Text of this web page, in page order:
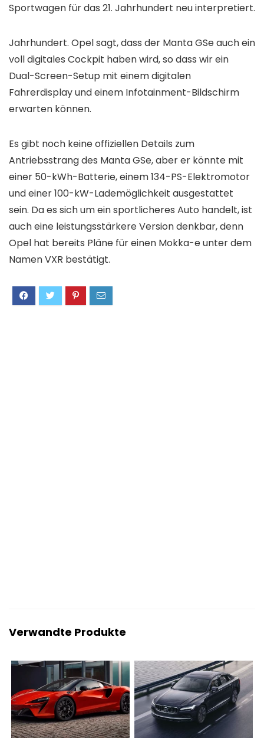
Sportwagen für das 21. Jahrhundert neu interpretiert.
Jahrhundert. Opel sagt, dass der Manta GSe auch ein
voll digitales Cockpit haben wird, so dass wir ein
Dual-Screen-Setup mit einem digitalen
Fahrerdisplay und einem Infotainment-Bildschirm
erwarten können.
Es gibt noch keine offiziellen Details zum
Antriebsstrang des Manta GSe, aber er könnte mit
einer 50-kWh-Batterie, einem 134-PS-Elektromotor
und einer 100-kW-Lademöglichkeit ausgestattet
sein. Da es sich um ein sportlicheres Auto handelt, ist
auch eine leistungsstärkere Version denkbar, denn
Opel hat bereits Pläne für einen Mokka-e unter dem
Namen VXR bestätigt.
Verwandte Produkte